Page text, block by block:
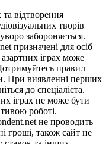
відтворення
творів
забороняється.
призначені для осіб
іграх може
правил
При виявленні перших
до спеціаліста.
іграх не може бути
роботі.
не проводить
гроші, також сайт не